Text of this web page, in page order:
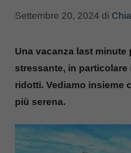
Settembre 20, 2024 di
Una vacanza last minute
stressante, in particolare
ridotti. Vediamo insieme
più serena.